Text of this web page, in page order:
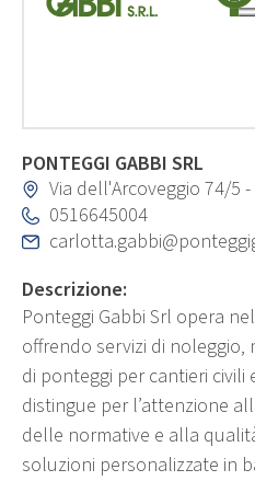
PONTEGGI GABBI SRL
Via dell'Arcoveggio 74/5
0516645004
Descrizione:
Ponteggi Gabbi Srl opera
offrendo servizi di
di ponteggi per cantieri civili
distingue per l’attenzione
delle normative e alla
soluzioni personalizzate in